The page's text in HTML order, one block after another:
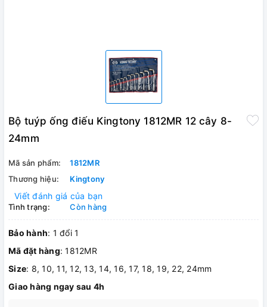
Bộ tuýp ống điếu Kingtony 1812MR 12 cây 8-
24mm
Mã sản phẩm:
1812MR
Thương hiệu:
Kingtony
Viết đánh giá của bạn
Tình trạng: Còn hàng
Bảo hành: 1 đổi 1
Mã đặt hàng: 1812MR
Size: 8, 10, 11, 12, 13, 14, 16, 17, 18, 19, 22, 24mm
Giao hàng ngay sau 4h